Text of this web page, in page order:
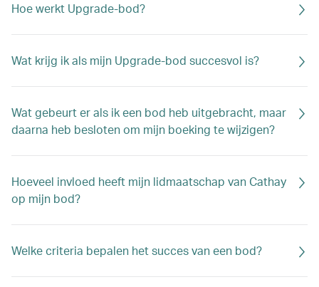
Hoe werkt Upgrade-bod?
Wat krijg ik als mijn Upgrade-bod succesvol is?
Wat gebeurt er als ik een bod heb uitgebracht, maar
daarna heb besloten om mijn boeking te wijzigen?
Hoeveel invloed heeft mijn lidmaatschap van Cathay
op mijn bod?
Welke criteria bepalen het succes van een bod?